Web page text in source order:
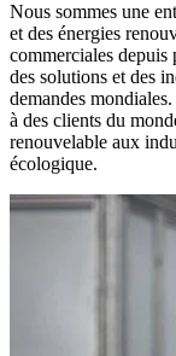
Nous sommes une
et des énergies
commerciales depuis
des solutions et des
demandes
à des clients du
renouvelable aux
écologique.